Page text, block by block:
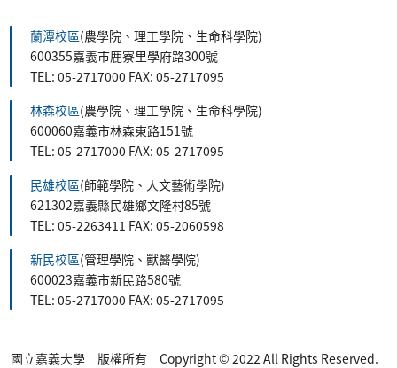
蘭潭校區(農學院、理工學院、生命科學院)
600355嘉義市鹿寮里學府路300號
TEL: 05-2717000 FAX: 05-2717095
林森校區(農學院、理工學院、生命科學院)
600060嘉義市林森東路151號
TEL: 05-2717000 FAX: 05-2717095
民雄校區(師範學院、人文藝術學院)
621302嘉義縣民雄鄉文隆村85號
TEL: 05-2263411 FAX: 05-2060598
新民校區(管理學院、獸醫學院)
600023嘉義市新民路580號
TEL: 05-2717000 FAX: 05-2717095
國立嘉義大學 版權所有 Copyright © 2022 All Rights Reserved.